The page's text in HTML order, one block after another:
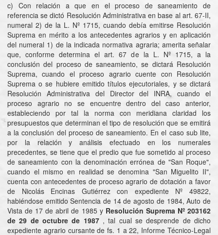
c) Con relación a que en el proceso de saneamiento de
referencia se dictó Resolución Administrativa en base al art. 67-II,
numeral 2) de la L. Nº 1715, cuando debía emitirse Resolución
Suprema en mérito a los antecedentes agrarios y en aplicación
del numeral 1) de la indicada normativa agraria; amerita señalar
que, conforme determina el art. 67 de la L. Nº 1715, a la
conclusión del proceso de saneamiento, se dictará Resolución
Suprema, cuando el proceso agrario cuente con Resolución
Suprema o se hubiere emitido títulos ejecutoriales, y se dictará
Resolución Administrativa del Director del INRA, cuando el
proceso agrario no se encuentre dentro del caso anterior,
estableciendo por tal la norma con meridiana claridad los
presupuestos que determinan el tipo de resolución que se emitirá
a la conclusión del proceso de saneamiento. En el caso sub lite,
por la relación y análisis efectuado en los numerales
precedentes, se tiene que el predio que fue sometido al proceso
de saneamiento con la denominación errónea de "San Roque",
cuando el mismo en realidad se denomina "San Miguelito II",
cuenta con antecedentes de proceso agrario de dotación a favor
de Nicolás Encinas Gutiérrez con expediente Nº 49822,
habiéndose emitido Sentencia de 14 de agosto de 1984, Auto de
Vista de 17 de abril de 1985 y Resolución Suprema Nº 203162
de 29 de octubre de 1987, tal cual se desprende de dicho
expediente agrario cursante de fs. 1 a 22, Informe Técnico-Legal